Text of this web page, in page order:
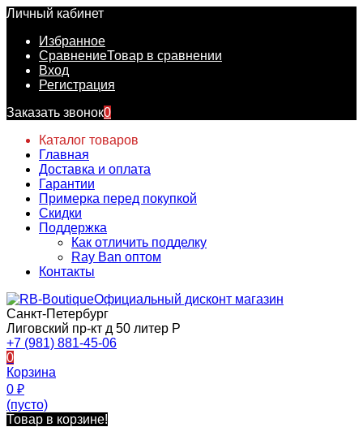
Личный кабинет
Избранное
СравнениеТовар в сравнении
Вход
Регистрация
Заказать звонок0
Каталог товаров
Главная
Доставка и оплата
Гарантии
Примерка перед покупкой
Скидки
Поддержка
Как отличить подделку
Ray Ban оптом
Контакты
Официальный дисконт магазин
Санкт-Петербург
Лиговский пр-кт д 50 литер Р
+7 (981) 881-45-06
0
Корзина
0 ₽
(пусто)
Товар в корзине!